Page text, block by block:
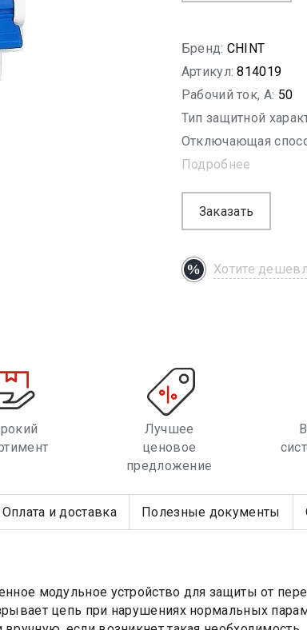
Бренд: CHINT
Артикул: 814019
Рабочий ток, A: 50
Тип защитной
Отключающая
Подробнее
Заказать
Хотите
Лучшее
ценовое
предложение
Оплата и доставка Полезные документы
модульное устройство для защиты от
цепь при нарушениях нормальных